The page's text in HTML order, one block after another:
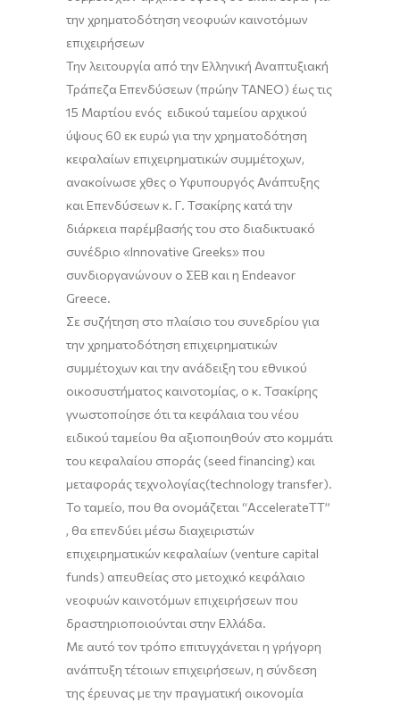
την χρηματοδότηση νεοφυών καινοτόμων
επιχειρήσεων
Την λειτουργία από την Ελληνική Αναπτυξιακή
Τράπεζα Επενδύσεων (πρώην ΤΑΝΕΟ) έως τις
15 Μαρτίου ενός ειδικού ταμείου αρχικού
ύψους 60 εκ ευρώ για την χρηματοδότηση
κεφαλαίων επιχειρηματικών συμμέτοχων,
ανακοίνωσε χθες ο Υφυπουργός Ανάπτυξης
και Επενδύσεων κ. Γ. Τσακίρηςκατά την
διάρκεια παρέμβασής του στο διαδικτυακό
συνέδριο «Innovative Greeks» που
συνδιοργανώνουν ο ΣΕΒ και η Endeavor
Greece.
Σε συζήτηση στο πλαίσιο του συνεδρίου για
την χρηματοδότηση επιχειρηματικών
συμμέτοχων και την ανάδειξη του εθνικού
οικοσυστήματος καινοτομίας, ο κ. Τσακίρης
γνωστοποίησε ότι τα κεφάλαια του νέου
ειδικού ταμείου θα αξιοποιηθούν στο κομμάτι
του κεφαλαίου σποράς (seed financing) και
μεταφοράς τεχνολογίας(technologytransfer).
Το ταμείο, που θα ονομάζεται “AccelerateTT”
, θα επενδύει μέσω διαχειριστών
επιχειρηματικών κεφαλαίων (venture capital
funds) απευθείας στο μετοχικό κεφάλαιο
νεοφυών καινοτόμων επιχειρήσεων που
δραστηριοποιούνται στην Ελλάδα.
Με αυτό τον τρόπο επιτυγχάνεται η γρήγορη
ανάπτυξη τέτοιων επιχειρήσεων, η σύνδεση
της έρευνας με την πραγματική οικονομία